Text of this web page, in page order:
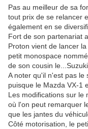
Pas au meilleur de sa
tout prix de se relancer
également en se
Fort de son partenariat
Proton vient de lancer
petit monospace
de son cousin
A noter qu'il n'est pas le
puisque le Mazda VX-1
Les modifications sur le
où l'on peut remarquer
que les jantes du
Côté motorisation, le